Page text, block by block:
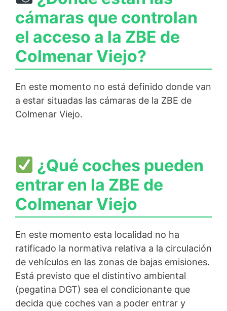
cámaras que controlan
el acceso a la ZBE de
Colmenar Viejo?
En este momento no está definido donde van
a estar situadas las cámaras de la ZBE de
Colmenar Viejo.
¿Qué coches pueden
entrar en la ZBE de
Colmenar Viejo
En este momento esta localidad no ha
ratificado la normativa relativa a la circulación
de vehículos en las zonas de bajas emisiones.
Está previsto que el distintivo ambiental
(pegatina DGT) sea el condicionante que
decida que coches van a poder entrar y